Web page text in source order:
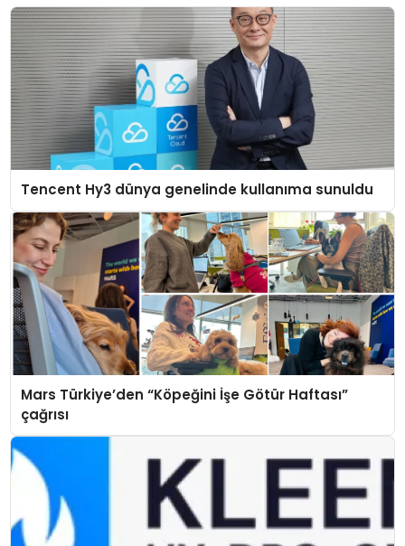
Tencent Hy3 dünya genelinde kullanıma sunuldu
Mars Türkiye’den “Köpeğini İşe Götür Haftası”
çağrısı